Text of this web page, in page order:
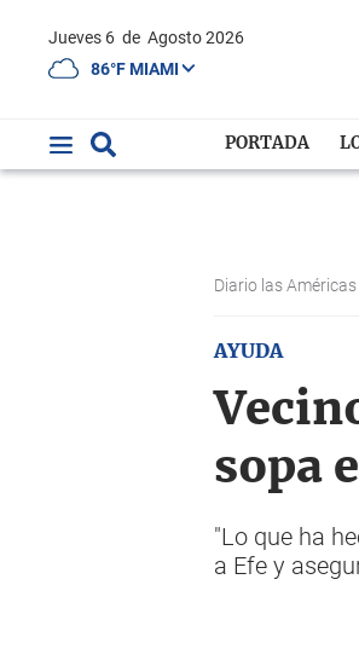
Jueves 6 de Agosto 2026
86°F MIAMI
PORTADA
Diario las Américas
AYUDA
sopa
"Lo que ha
a Efe y